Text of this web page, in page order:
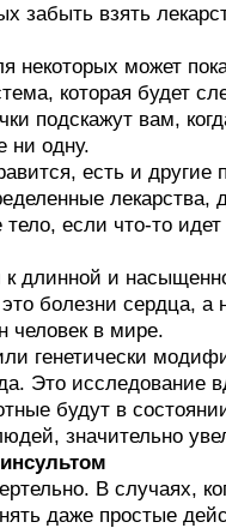
забыть взять
некоторых может
которая будет
подскажут вам,
ни одну.
есть и
если что-то идет
длинной и
болезни сердца,
человек в мире.
генетически
Это
будут в
значительно
В случаях,
даже простые